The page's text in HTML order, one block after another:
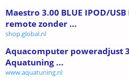
Maestro 3.00 BLUE IPOD/USB
remote zonder ...
shop.global.nl
Aquacomputer poweradjust
Aquatuning ...
www.aquatuning.nl